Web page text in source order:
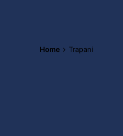
Home Trapani